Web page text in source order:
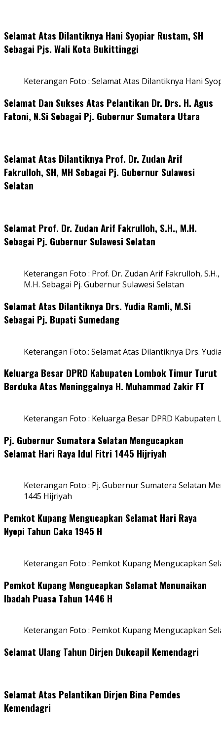
Selamat Atas Dilantiknya Hani Syopiar Rustam, SH
Sebagai Pjs. Wali Kota Bukittinggi
Keterangan Foto : Selamat Atas Dilantiknya Hani
Selamat Dan Sukses Atas Pelantikan Dr. Drs. H. Agus
Fatoni, N.Si Sebagai Pj. Gubernur Sumatera Utara
Selamat Atas Dilantiknya Prof. Dr. Zudan Arif
Fakrulloh, SH, MH Sebagai Pj. Gubernur Sulawesi
Selatan
Selamat Prof. Dr. Zudan Arif Fakrulloh, S.H., M.H.
Sebagai Pj. Gubernur Sulawesi Selatan
Keterangan Foto : Prof. Dr. Zudan Arif Fakrulloh, S.H.,
M.H. Sebagai Pj. Gubernur Sulawesi Selatan
Selamat Atas Dilantiknya Drs. Yudia Ramli, M.Si
Sebagai Pj. Bupati Sumedang
Keterangan Foto.: Selamat Atas Dilantiknya Drs.
Keluarga Besar DPRD Kabupaten Lombok Timur Turut
Berduka Atas Meninggalnya H. Muhammad Zakir FT
Keterangan Foto : Keluarga Besar DPRD
Pj. Gubernur Sumatera Selatan Mengucapkan
Selamat Hari Raya Idul Fitri 1445 Hijriyah
Keterangan Foto : Pj. Gubernur Sumatera Selatan
1445 Hijriyah
Pemkot Kupang Mengucapkan Selamat Hari Raya
Nyepi Tahun Caka 1945 H
Keterangan Foto : Pemkot Kupang Mengucapkan
Pemkot Kupang Mengucapkan Selamat Menunaikan
Ibadah Puasa Tahun 1446 H
Keterangan Foto : Pemkot Kupang Mengucapkan
Selamat Ulang Tahun Dirjen Dukcapil Kemendagri
Selamat Atas Pelantikan Dirjen Bina Pemdes
Kemendagri